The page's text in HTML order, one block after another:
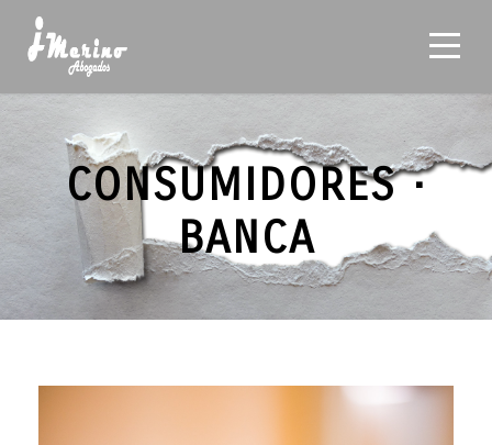
CONSUMIDORES ·
BANCA